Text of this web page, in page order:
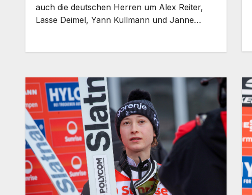
auch die deutschen Herren um Alex Reiter,
Lasse Deimel, Yann Kullmann und Janne…